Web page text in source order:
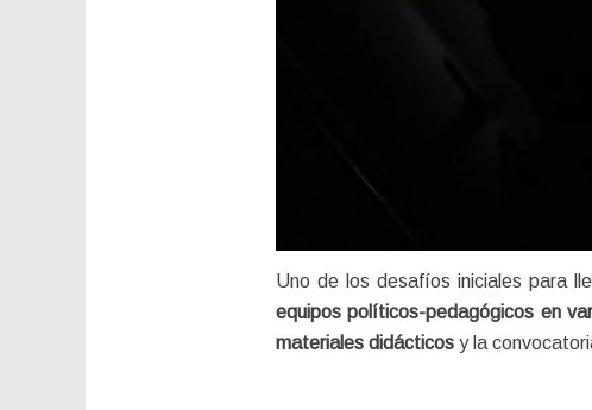
equipos políticos-pedagógicos en
materiales didácticos y la